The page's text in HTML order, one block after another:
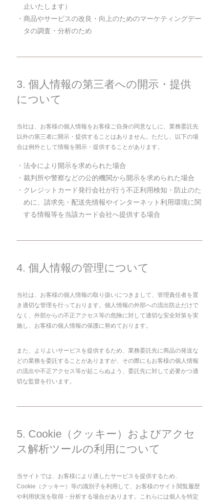
止いたします）
・商品やサービスの改良・向上のためのマーケティングデー
タの調査・分析のため
3. 個人情報の第三者への開示・提供
について
当社は、お客様の個人情報をお客様ご自身の同意なしに、業務委託先
以外の第三者に開示・提供することはありません。ただし、以下の場
合は例外として情報を開示・提供することがあります。
・法令により開示を求められた場合
・裁判所や警察などの公的機関から開示を求められた場合
・クレジットカード発行会社が行う不正利用検知・防止のた
めに、請求先・配送先情報やインターネット利用環境に関
する情報等を当該カード会社へ提供する場合
4. 個人情報の管理について
当社は、お客様の個人情報の取り扱いにつきまして、管理責任者を置
き適切な管理を行っております。個人情報の外部への流出防止だけで
なく、外部からの不正アクセス等の危険に対して適切な安全対策を実
施し、お客様の個人情報の保護に努めております。
また、よりよいサービスを提供するため、業務委託先に商品の発送な
どの業務を委託することがありますが、その際にもお客様の個人情報
の流出や不正アクセス等が起こらぬよう、委託先に対して必要かつ適
切な監督を行います。
5. Cookie（クッキー）およびアクセ
ス解析ツールの利用について
当サイトでは、お客様により適したサービスを提供するため、
Cookie（クッキー）等の識別子を利用して、お客様のサイト閲覧履歴
や利用状況を取得・分析する場合があります。これらには個人を特定